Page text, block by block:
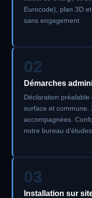
Eurocode), plan 3D
sans engagement.
02
Démarches
Déclaration
surface et commune.
accompagnées.
notre bureau d’études.
03
Installation sur